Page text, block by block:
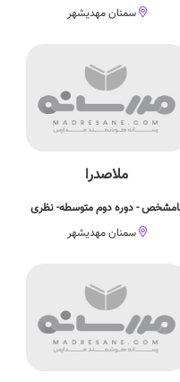
سمنان مهدیشهر
ملاصدرا
- دوره دوم متوسطه- نظری
سمنان مهدیشهر